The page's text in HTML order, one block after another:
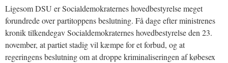
Ligesom DSU er Socialdemokraternes hovedbestyrelse meget
forundrede over partitoppens beslutning. Få dage efter ministrenes
kronik tilkendegav Socialdemokraternes hovedbestyrelse den 23.
november, at partiet stadig vil kæmpe for et forbud, og at
regeringens beslutning om at droppe kriminaliseringen af købesex